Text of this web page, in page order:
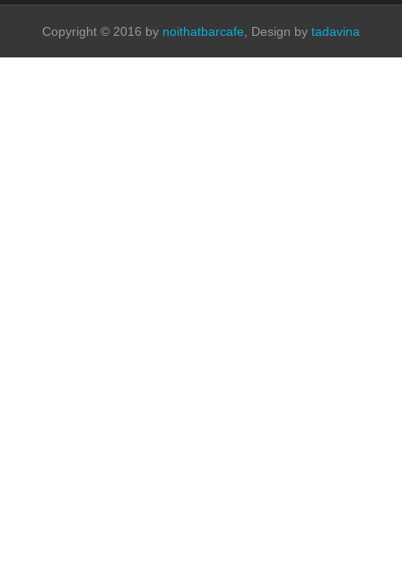
Copyright © 2016 by noithatbarcafe , Design by tadavina